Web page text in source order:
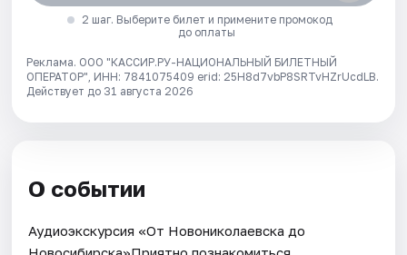
2 шаг. Выберите билет и примените промокод
до оплаты
Реклама. ООО "КАССИР.РУ-НАЦИОНАЛЬНЫЙ БИЛЕТНЫЙ
ОПЕРАТОР", ИНН: 7841075409 erid: 25H8d7vbP8SRTvHZrUcdLB.
Действует до 31 августа 2026
О событии
Аудиоэкскурсия «От Новониколаевска до